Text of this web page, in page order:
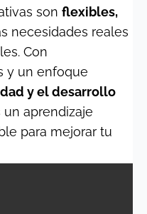
son flexibles,
necesidades reales
Con
y un enfoque
y el desarrollo
un aprendizaje
para mejorar tu